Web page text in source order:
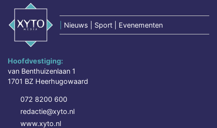
Nieuws | Sport | Evenementen
Hoofdvestiging:
van Benthuizenlaan 1
1701 BZ Heerhugowaard
072 8200 600
redactie@xyto.nl
www.xyto.nl